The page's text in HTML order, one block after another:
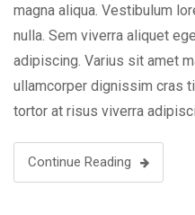
magna aliqua. Vestibulum
nulla. Sem viverra aliquet
adipiscing. Varius sit amet
ullamcorper dignissim cras
tortor at risus viverra
Continue Reading